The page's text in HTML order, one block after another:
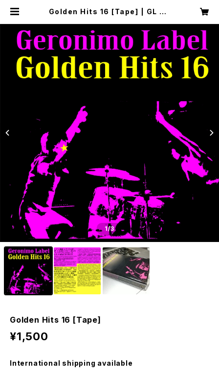
Golden Hits 16 [Tape] | GL Re
1/3
Golden Hits 16 [Tape]
¥1,500
International shipping available